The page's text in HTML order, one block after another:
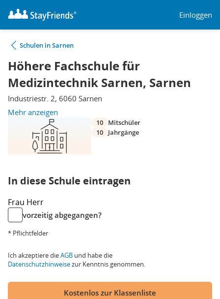
Einloggen
Schulen in Sarnen
Höhere Fachschule für
Medizintechnik Sarnen, Sarnen
Industriestr. 2, 6060 Sarnen
Mehr anzeigen
10
Mitschüler
10
Jahrgänge
In diese Schule eintragen
Frau Herr
vorzeitig abgegangen?
* Pflichtfelder
Ich akzeptiere dieAGB und habe die
Datenschutzhinweisezur Kenntnis genommen.
Kostenlos zur Klassenliste